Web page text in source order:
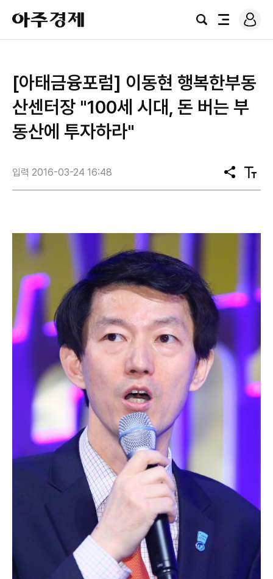
아
주
경
검
전
로
그
[아태금융포럼] 이동현 행복한부동
산센터장 "100세 시대, 돈 버는 부
동산에 투자하라"
입력 2016-03-24 16:48
공
유
텍
스